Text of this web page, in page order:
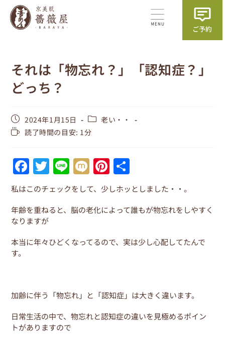
それは「物忘れ？」「認知症？」
どっち？
2024年1月15日
老い・・
読了時間の目安: 1分
F
a
c
e
b
o
T
w
itt
er
Li
n
e
M
ix
i
Pi
nt
er
e
有
私はこのチェックをして、少しホッとしました・・。
年齢を重ねると、脳の老化によって誰もが物忘れをしやすく
なりますが
本当に年々ひどくなってるので、実は少し心配してたんで
す。
加齢に伴う「物忘れ」と「認知症」は大きく違います。
日常生活の中で、物忘れと認知症の違いを見極めるポイン
トがありますので